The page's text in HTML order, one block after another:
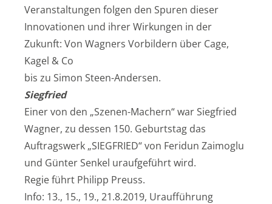
Veranstaltungen folgen den Spuren dieser
Innovationen und ihrer Wirkungen in der
Zukunft: Von Wagners Vorbildern über Cage,
Kagel & Co
bis zu Simon Steen-Andersen.
Siegfried
Einer von den „Szenen-Machern“ war Siegfried
Wagner, zu dessen 150. Geburtstag das
Auftragswerk „SIEGFRIED“ von Feridun Zaimoglu
und Günter Senkel uraufgeführt wird.
Regie führt Philipp Preuss.
Info: 13., 15., 19., 21.8.2019, Uraufführung